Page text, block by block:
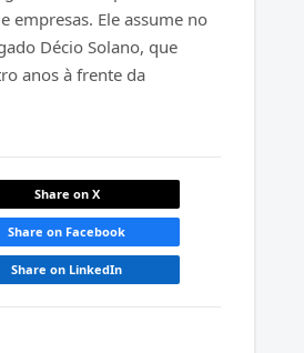
empresas. Ele assume no
Décio Solano, que
anos à frente da
Share on X
Share on Facebook
Share on LinkedIn